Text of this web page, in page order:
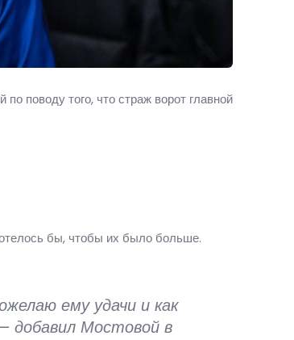
поводу того, что страж ворот главной
бы, чтобы их было больше.
ему удачи и как
добавил Мостовой в